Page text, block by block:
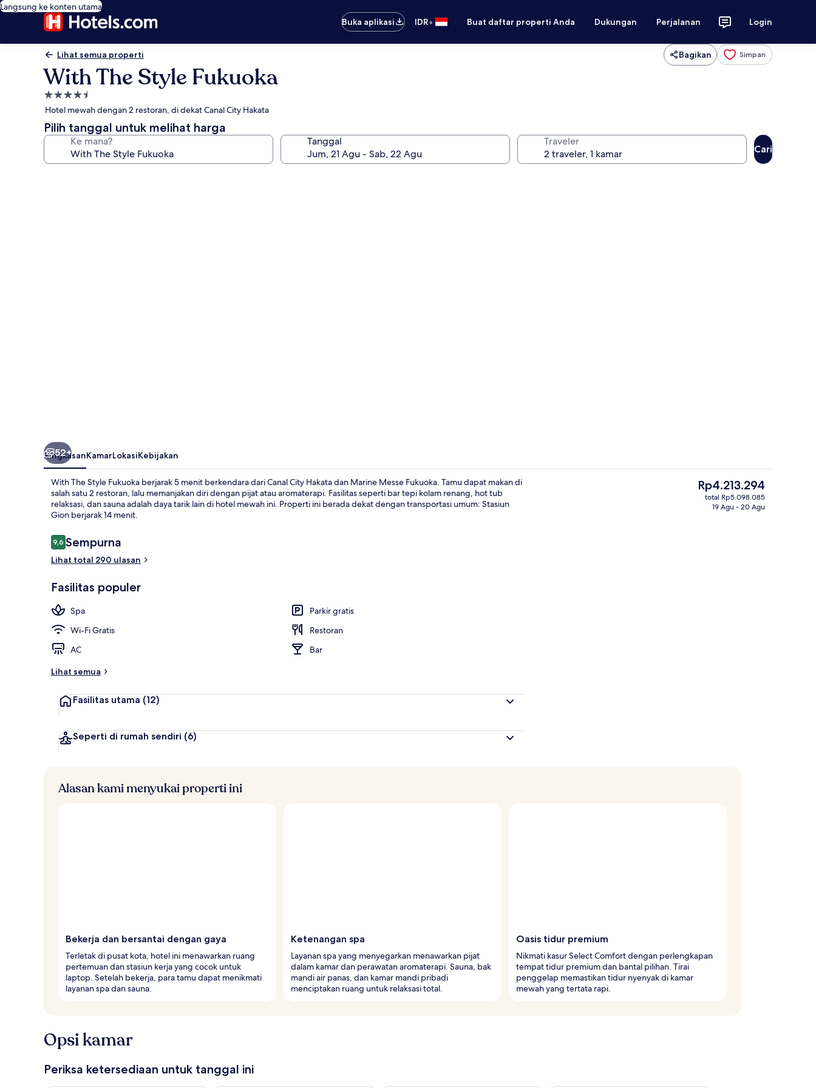
Langsung ke konten utama
Buka aplikasi
IDR• Buat daftar properti Anda Dukungan Perjalanan Login
Lihat semua properti Bagikan Simpan
With The Style Fukuoka
Properti
bintang
4.5
Hotel mewah dengan 2 restoran, di dekat Canal City Hakata
Pilih tanggal untuk melihat harga
Ke mana? Tanggal Traveler
Cari
52+
RingkasanKamarLokasiKebijakan
With The Style Fukuoka berjarak 5 menit berkendara dari Canal City Hakata dan Marine Messe Fukuoka. Tamu dapat makan di
salah satu 2 restoran, lalu memanjakan diri dengan pijat atau aromaterapi. Fasilitas seperti bar tepi kolam renang, hot tub
relaksasi, dan sauna adalah daya tarik lain di hotel mewah ini. Properti ini berada dekat dengan transportasi umum: Stasiun
Gion berjarak 14 menit.
Ulasan
9,69,6 dari 10
Sempurna
Lihat total 290 ulasan
Fasilitas populer
Spa
Parkir gratis
Wi-Fi Gratis
Restoran
AC
Bar
Lihat semua
Fasilitas utama (12)
Seperti di rumah sendiri (6)
Harga
saat
Rp4.213.294
total Rp5.098.085
19 Agu - 20 Agu
Alasan kami menyukai properti ini
Bekerja dan bersantai dengan gaya
Terletak di pusat kota, hotel ini menawarkan ruang
pertemuan dan stasiun kerja yang cocok untuk
laptop. Setelah bekerja, para tamu dapat menikmati
layanan spa dan sauna.
Ketenangan spa
Layanan spa yang menyegarkan menawarkan pijat
dalam kamar dan perawatan aromaterapi. Sauna, bak
mandi air panas, dan kamar mandi pribadi
menciptakan ruang untuk relaksasi total.
Oasis tidur premium
Nikmati kasur Select Comfort dengan perlengkapan
tempat tidur premium dan bantal pilihan. Tirai
penggelap memastikan tidur nyenyak di kamar
mewah yang tertata rapi.
Opsi kamar
Periksa ketersediaan untuk tanggal ini